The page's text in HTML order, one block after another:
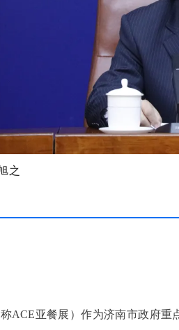
之
ACE亚餐展）作为济南市政府重